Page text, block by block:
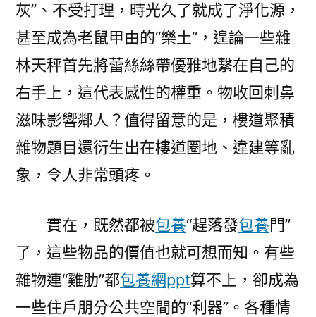
灰”、不受打理，時光久了就成了淨化源，
甚至成為老鼠甲由的“樂土”，遑論一些雜
林天秤首先將蕾絲絲帶優雅地繫在自己的
右手上，這代表感性的權重。物收回刺鼻
滋味影響鄰人？值得留意的是，樓道聚積
雜物題目還衍生出在樓道圈地、違建等亂
象，令人非常頭疼。
實在，既然都被包養“趕落發包養門”
了，這些物品的價值也就可想而知。有些
雜物連“雞肋”都包養網ppt算不上，卻成為
一些住戶朋分公共空間的“利器”。各種情